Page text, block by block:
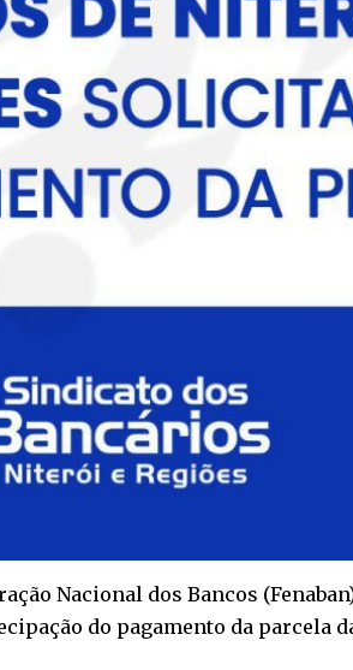
Nacional dos Bancos
do pagamento da parcela